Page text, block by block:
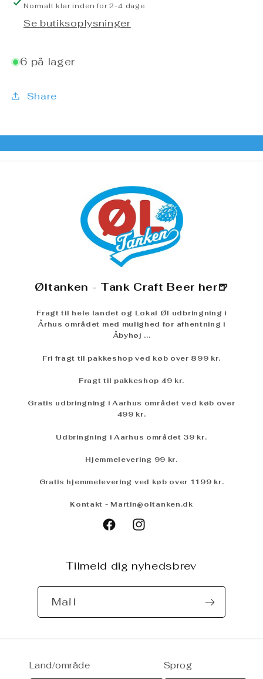
BBA
Imp.
BBA
Imp.
Normalt klar inden for 2-4 dage
Se butiksoplysninger
6 på lager
Share
Øltanken - Tank Craft Beer her🍺
Fragt til hele landet og Lokal Øl udbringning i
Århus området med mulighed for afhentning i
Åbyhøj ...
Fri fragt til pakkeshop ved køb over 899 kr.
Fragt til pakkeshop 49 kr.
Gratis udbringning i Aarhus området ved køb over
499 kr.
Udbringning i Aarhus området 39 kr.
Hjemmelevering 99 kr.
Gratis hjemmelevering ved køb over 1199 kr.
Kontakt - Martin@oltanken.dk
FacebookInstagram
Tilmeld dig nyhedsbrev
Mail
Land/område Sprog